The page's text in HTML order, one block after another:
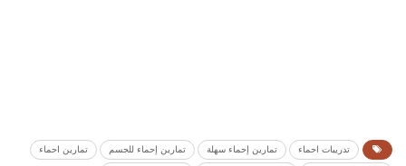
تدريبات احماء تمارين إحماء سهلة تمارين إحماء للجسم تمارين احماء